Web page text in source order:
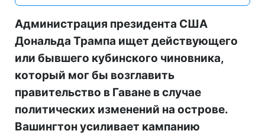
Администрация президента США
Дональда Трампа ищет действующего
или бывшего кубинского чиновника,
который мог бы возглавить
правительство в Гаване в случае
политических изменений на острове.
Вашингтон усиливает кампанию